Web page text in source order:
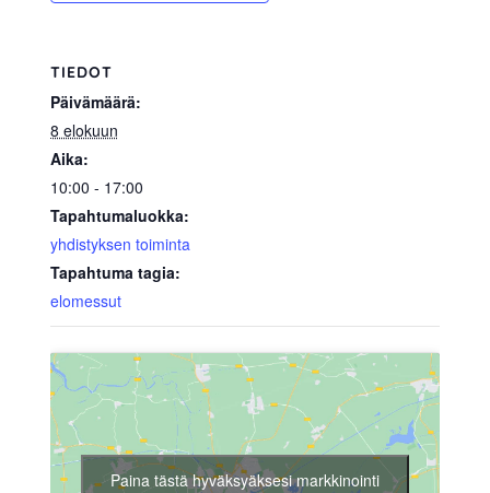
TIEDOT
Päivämäärä:
8 elokuun
Aika:
10:00 - 17:00
Tapahtumaluokka:
yhdistyksen toiminta
Tapahtuma tagia:
elomessut
Paina tästä hyväksyäksesi markkinointi